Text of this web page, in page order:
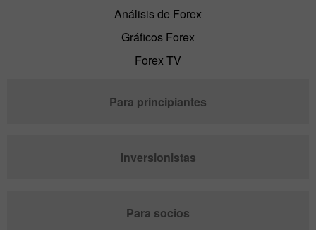
Análisis de Forex
Gráficos Forex
Forex TV
Para principiantes
Inversionistas
Para socios